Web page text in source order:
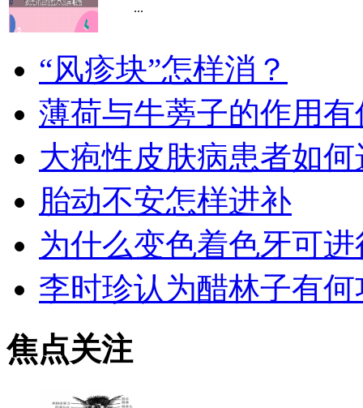
...
“风疹块”怎样消？
薄荷与牛蒡子的作用有
大疱性皮肤病患者如何
胎动不安怎样进补
为什么变色着色牙可进
李时珍认为醋林子有何
焦点关注